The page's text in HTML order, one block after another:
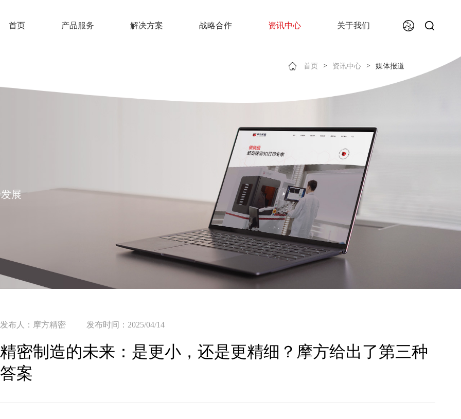
首页 产品服务 解决方案 战略合作 资讯中心 关于我们
首页 > 资讯中心 > 媒体报道
展
发布人：摩方精密 发布时间：2025/04/14
精密制造的未来：是更小，还是更精细？摩方给出了第三种
答案